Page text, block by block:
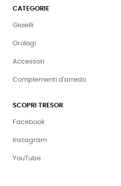
CATEGORIE
Gioielli
Orologi
Accessori
Complementi d'arredo
SCOPRI TRESOR
Facebook
Instagram
YouTube